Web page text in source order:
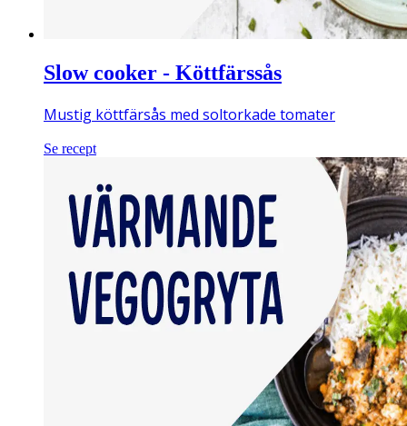
Slow cooker - Köttfärssås
Mustig köttfärsås med soltorkade tomater
Se recept